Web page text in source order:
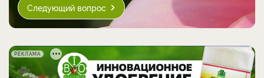
Следующий вопрос
РЕКЛАМА